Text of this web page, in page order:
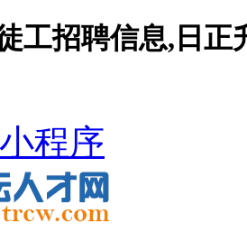
工招聘信息,日
小程序